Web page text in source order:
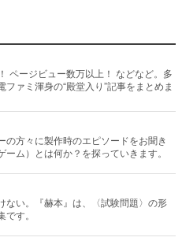
ページビュー数万以上！ などなど。多
ファミ渾身の“殿堂入り”記事をまとめま
の方々に製作時のエピソードをお聞き
ーム）とは何か？を探っていきます。
ない。『赫本』は、〈試験問題〉の形
す。